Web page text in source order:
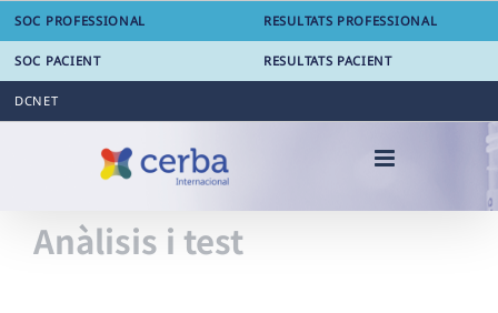
Skip
content
SOC PROFESSIONAL RESULTATS PROFESSIONAL
SOC PACIENT RESULTATS PACIENT
DCNET
Anàlisis i test